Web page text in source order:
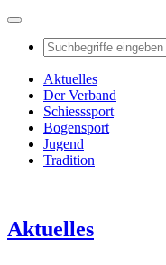
Aktuelles
Der Verband
Schiesssport
Bogensport
Jugend
Tradition
Aktuelles